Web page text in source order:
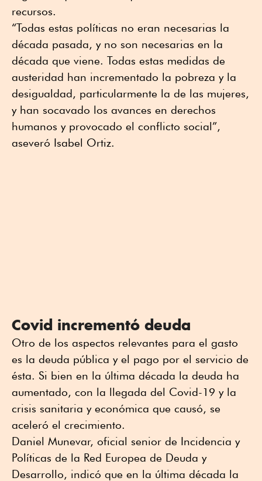
recursos.
“Todas estas políticas no eran necesarias la
década pasada, y no son necesarias en la
década que viene. Todas estas medidas de
austeridad han incrementado la pobreza y la
desigualdad, particularmente la de las mujeres,
y han socavado los avances en derechos
humanos y provocado el conflicto social”,
aseveró Isabel Ortiz.
Covid incrementó deuda
Otro de los aspectos relevantes para el gasto
es la deuda pública y el pago por el servicio de
ésta. Si bien en la última década la deuda ha
aumentado, con la llegada del Covid-19 y la
crisis sanitaria y económica que causó, se
aceleró el crecimiento.
Daniel Munevar, oficial senior de Incidencia y
Políticas de la Red Europea de Deuda y
Desarrollo, indicó que en la última década la